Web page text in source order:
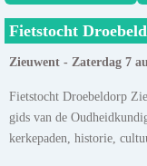
Fietstocht
Zieuwent - Zaterdag 7
Fietstocht Droebeldorp
gids van de
kerkepaden, historie,